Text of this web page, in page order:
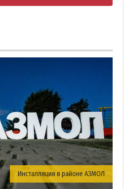
Инсталляция в районе АЗМОЛ